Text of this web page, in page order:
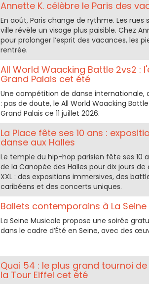
Annette K. célèbre le Paris des
En août, Paris change de rythme. Les
ville révèle un visage plus paisible. Chez
pour prolonger l’esprit des vacances, les
rentrée.
All World Waacking Battle 2vs2 :
Grand Palais cet été
Une compétition de danse
: pas de doute, le All World Waacking
Grand Palais ce 11 juillet 2026.
La Place fête ses 10 ans :
danse aux Halles
Le temple du hip-hop parisien fête ses 10
de la Canopée des Halles pour dix jours
XXL : des expositions immersives, des
caribéens et des concerts uniques.
Ballets contemporains à La
La Seine Musicale propose une soirée
dans le cadre d’Été en Seine, avec des
Quai 54 : le plus grand tournoi
la Tour Eiffel cet été